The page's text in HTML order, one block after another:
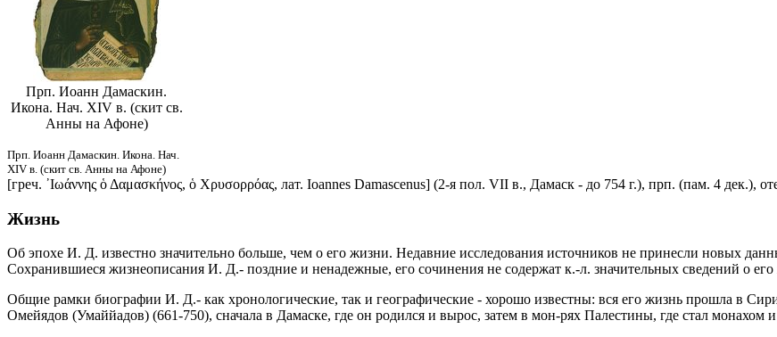
Прп. Иоанн Дамаскин.
Икона. Нач. XIV в. (скит св.
Анны на Афоне)
Прп. Иоанн Дамаскин. Икона. Нач.
XIV в. (скит св. Анны на Афоне)
[греч. ᾿Ιωάννης ὁ Δαμασκήνος, ὁ Χρυσορρόας, лат. Ioannes Damascenus] (2-я пол. VII в., Дамаск - до 754 г.), прп. (пам. 4 дек.),
Жизнь
Об эпохе И. Д. известно значительно больше, чем о его жизни. Недавние исследования источников не принесли новых
Сохранившиеся жизнеописания И. Д.- поздние и ненадежные, его сочинения не содержат к.-л. значительных сведений о
Общие рамки биографии И. Д.- как хронологические, так и географические - хорошо известны: вся его жизнь прошла в
Омейядов (Умаййадов) (661-750), сначала в Дамаске, где он родился и вырос, затем в мон-рях Палестины, где стал монахом